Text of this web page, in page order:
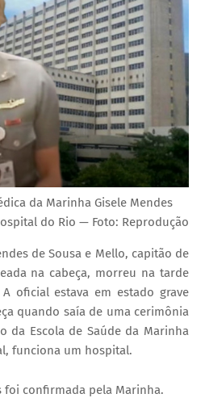
da Marinha Gisele Mendes
do Rio — Foto: Reprodução
de Sousa e Mello, capitão de
na cabeça, morreu na tarde
oficial estava em estado grave
quando saía de uma cerimônia
da Escola de Saúde da Marinha
funciona um hospital.
foi confirmada pela Marinha.